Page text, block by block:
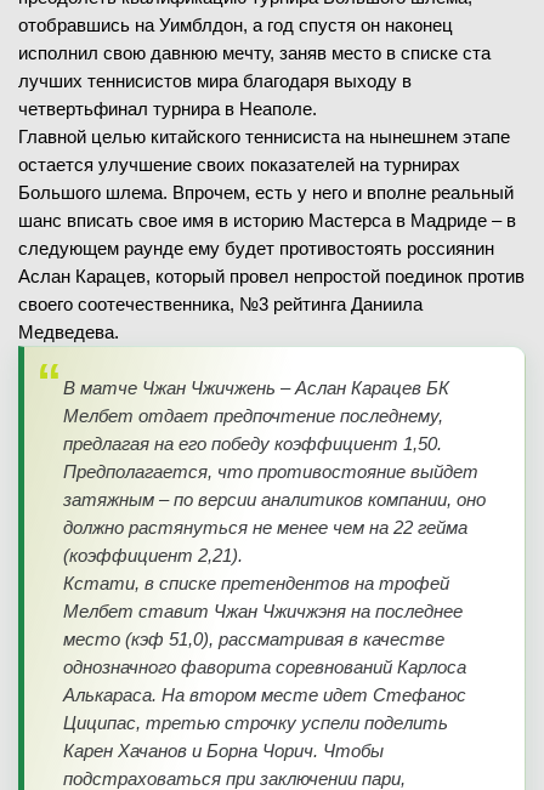
отобравшись на Уимблдон, а год спустя он наконец
исполнил свою давнюю мечту, заняв место в списке ста
лучших теннисистов мира благодаря выходу в
четвертьфинал турнира в Неаполе.
Главной целью китайского теннисиста на нынешнем этапе
остается улучшение своих показателей на турнирах
Большого шлема. Впрочем, есть у него и вполне реальный
шанс вписать свое имя в историю Мастерса в Мадриде – в
следующем раунде ему будет противостоять россиянин
Аслан Карацев, который провел непростой поединок против
своего соотечественника, №3 рейтинга Даниила
Медведева.
В матче Чжан Чжичжень – Аслан Карацев БК
Мелбет отдает предпочтение последнему,
предлагая на его победу коэффициент 1,50.
Предполагается, что противостояние выйдет
затяжным – по версии аналитиков компании, оно
должно растянуться не менее чем на 22 гейма
(коэффициент 2,21).
Кстати, в списке претендентов на трофей
Мелбет ставит Чжан Чжичжэня на последнее
место (кэф 51,0), рассматривая в качестве
однозначного фаворита соревнований Карлоса
Алькараса. На втором месте идет Стефанос
Циципас, третью строчку успели поделить
Карен Хачанов и Борна Чорич. Чтобы
подстраховаться при заключении пари,